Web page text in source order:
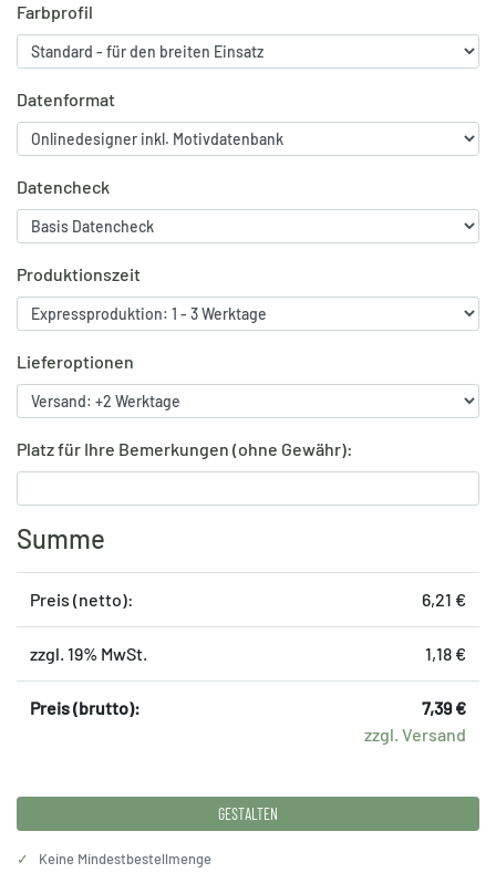
Farbprofil
Datenformat
Datencheck
Produktionszeit
Lieferoptionen
Platz für Ihre Bemerkungen (ohne Gewähr):
Summe
Preis (netto): 6,21 €
zzgl. 19% MwSt. 1,18 €
Preis (brutto):
7,39 €
zzgl. Versand
GESTALTEN
✓ Keine Mindestbestellmenge